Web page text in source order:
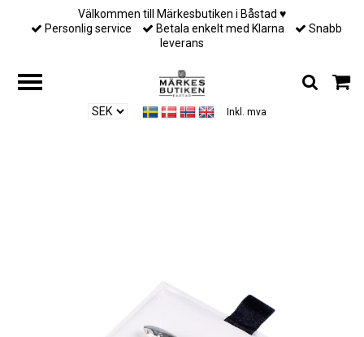
Välkommen till Märkesbutiken i Båstad ♥︎
Personlig service
Betala enkelt med Klarna
Snabb
leverans
Inkl. mva